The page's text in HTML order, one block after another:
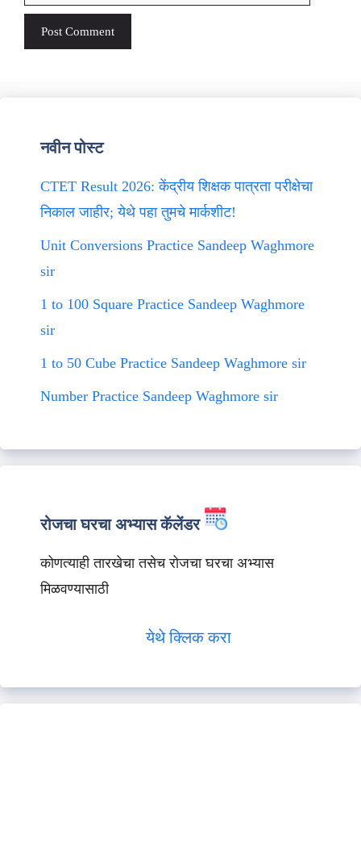
नवीन पोस्ट
CTET Result 2026: केंद्रीय शिक्षक पात्रता परीक्षेचा
निकाल जाहीर; येथे पहा तुमचे मार्कशीट!
Unit Conversions Practice Sandeep Waghmore
sir
1 to 100 Square Practice Sandeep Waghmore
sir
1 to 50 Cube Practice Sandeep Waghmore sir
Number Practice Sandeep Waghmore sir
रोजचा घरचा अभ्यास कॅलेंडर
कोणत्याही तारखेचा तसेच रोजचा घरचा अभ्यास
मिळवण्यासाठी
येथे क्लिक करा